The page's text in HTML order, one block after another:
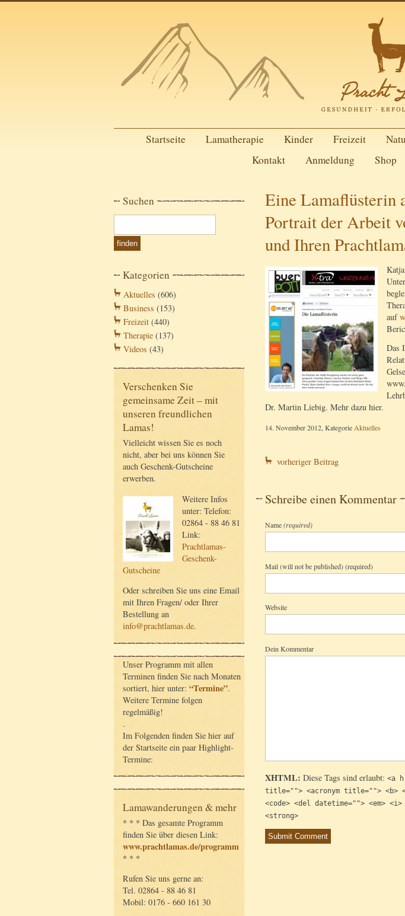
Startseite Lamatherapie Kinder Freizeit
Kontakt
Anmeldung Shop
Suchen
Kategorien
Aktuelles (606)
Business (153)
Freizeit (440)
Therapie (137)
Videos (43)
Verschenken Sie
gemeinsame Zeit – mit
unseren freundlichen
Lamas!
Vielleicht wissen Sie es noch
nicht, aber bei uns können Sie
auch Geschenk-Gutscheine
erwerben.
Weitere Infos
unter: Telefon:
02864 - 88 46 81
Link:
Prachtlamas-
Geschenk-
Gutscheine
Oder schreiben Sie uns eine Email
mit Ihren Fragen/ oder Ihrer
Bestellung an
info@prachtlamas.de.
Unser Programm mit allen
Terminen finden Sie nach Monaten
sortiert, hier unter: “Termine”.
Weitere Termine folgen
regelmäßig!
.
Im Folgenden finden Sie hier auf
der Startseite ein paar Highlight-
Termine:
Lamawanderungen & mehr
* * * Das gesamte Programm
finden Sie über diesen Link:
www.prachtlamas.de/programm
* * *
Rufen Sie uns gerne an:
Tel. 02864 - 88 46 81
Mobil: 0176 - 660 161 30
Eine Lamaflüsterin
Portrait der Arbeit
und Ihren
auf
Das
Dr. Martin Liebig. Mehr dazu hier.
14. November 2012, KategorieAktuelles
vorheriger Beitrag
Schreibe einen Kommentar
Name(required)
Mail (will not be published) (required)
Website
Dein Kommentar
XHTML: Diese Tags sind erlaubt: <a
title=""> <acronym title=""> <b>
<code> <del datetime=""> <em>
<strong>